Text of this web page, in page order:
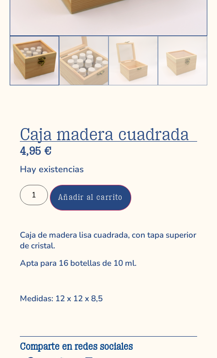
Caja madera cuadrada
4,95 €
Hay existencias
Añadir al carrito
Caja de madera lisa cuadrada, con tapa superior
de cristal.
Apta para 16 botellas de 10 ml.
Medidas: 12 x 12 x 8,5
Comparte en redes sociales